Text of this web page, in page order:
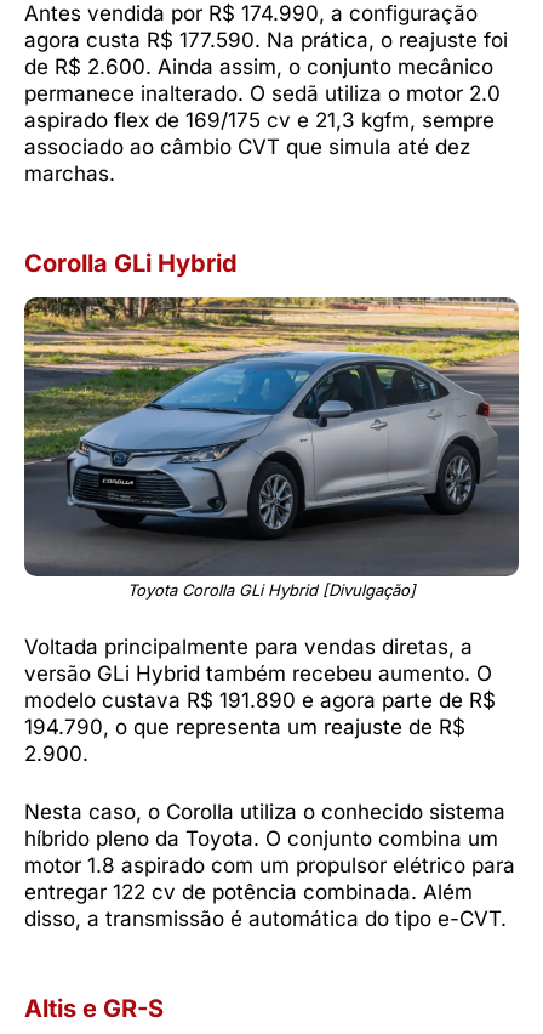
Antes vendida por R$ 174.990, a configuração
agora custa R$ 177.590. Na prática, o reajuste foi
de R$ 2.600. Ainda assim, o conjunto mecânico
permanece inalterado. O sedã utiliza o motor 2.0
aspirado flex de 169/175 cv e 21,3 kgfm, sempre
associado ao câmbio CVT que simula até dez
marchas.
Corolla GLi Hybrid
Toyota Corolla GLi Hybrid [Divulgação]
Voltada principalmente para vendas diretas, a
versão GLi Hybrid também recebeu aumento. O
modelo custava R$ 191.890 e agora parte de R$
194.790, o que representa um reajuste de R$
2.900.
Nesta caso, o Corolla utiliza o conhecido sistema
híbrido pleno da Toyota. O conjunto combina um
motor 1.8 aspirado com um propulsor elétrico para
entregar 122 cv de potência combinada. Além
disso, a transmissão é automática do tipo e-CVT.
Altis e GR-S